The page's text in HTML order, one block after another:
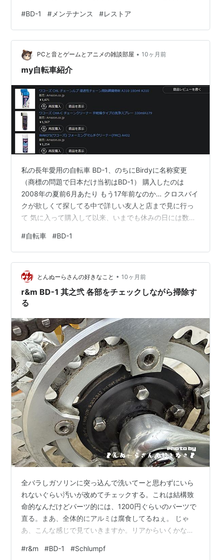
#BD-1 # メンテナンス #レストア
PCと音とゲームとアニメの雑談部屋 • 10ヶ月前
my自転車紹介
私の長年愛用の自転車 BD-1、のちにBirdyに名称変更
（商標の問題で日本だけ当初はBD-1） 購入したのは
2008年の夏前6月あたり もう17年前なのか… クロスバイ
クが欲しくて探してる中で詳しい友人と店まで見に行っ
て 気に入って購入して以来、いまでも休みの日には数時
す。おそらく駐輪場でなく部屋に持ち込んで保管してる
のがいいのでしょう。 自分でするメンテナンスは拭き取
り以外は下画像のチェーンクリーナー等の3点セットで月
2回程度のチェーン等の洗浄と防錆潤滑だけ。オーバーホ
ールは完全にお店任せです。 長年の付き合いから生まれ
た至高のフィッティン…
#自転車 #BD-1
とんぬーらさんの好きなこと • 10ヶ月前
r&m BD-1 其之弐 各部をチェックしながら掃除す
る
全バラしガソリンに突っ込んで洗いてーと思わずにいら
れないぐらい汚いが改めてチェックする。これは結構致
命的なんだけどパーツ的には、1200円ぐらいのパーツで
直る。まあ、全体的にアルミは腐食してるねぇ。 じゃ
あ、こんな感じで見ていきますか。リアからいくかな
換可能だと思うけど、交換したい。 が、その前に汚いフ
#r&m #BD-1 #Schlumpf